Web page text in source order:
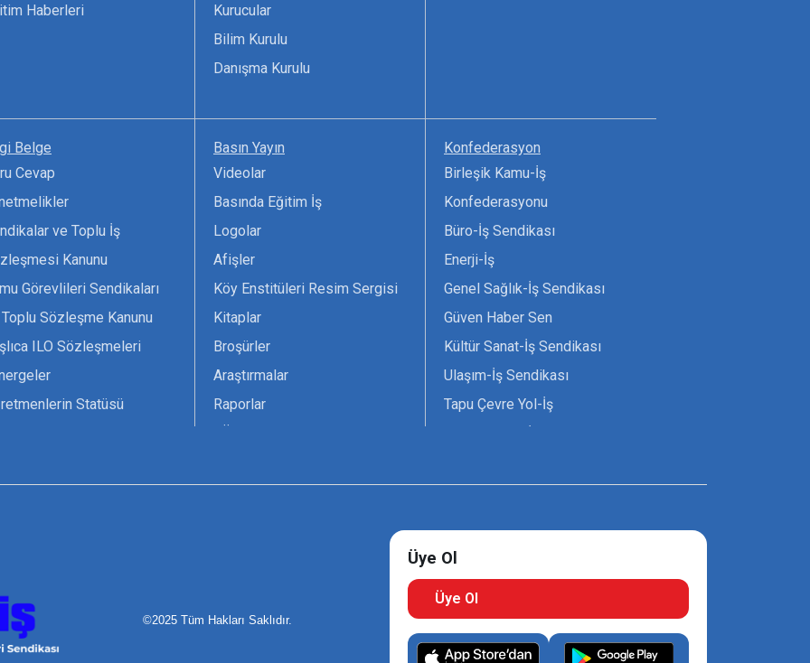
Haberleri
Kurucular
Bilim Kurulu
Danışma Kurulu
Belge
Cevap
ve Toplu İş
Kanunu
Görevlileri Sendikaları
Sözleşme Kanunu
ILO Sözleşmeleri
Statüsü
Formları
Basın Yayın
Videolar
Basında Eğitim İş
Logolar
Afişler
Köy Enstitüleri Resim Sergisi
Kitaplar
Broşürler
Araştırmalar
Raporlar
Pankartlar
Konfederasyon
Birleşik Kamu-İş
Konfederasyonu
Büro-İş Sendikası
Enerji-İş
Genel Sağlık-İş Sendikası
Güven Haber Sen
Kültür Sanat-İş Sendikası
Ulaşım-İş Sendikası
Tapu Çevre Yol-İş
Uzman Diyanet - Sen
©2025 Tüm Hakları Saklıdır.
Üye Ol
Üye Ol